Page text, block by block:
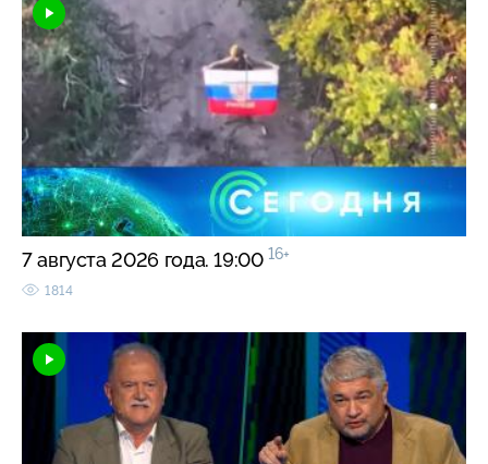
7 августа 2026 года. 19:00 16+
1814